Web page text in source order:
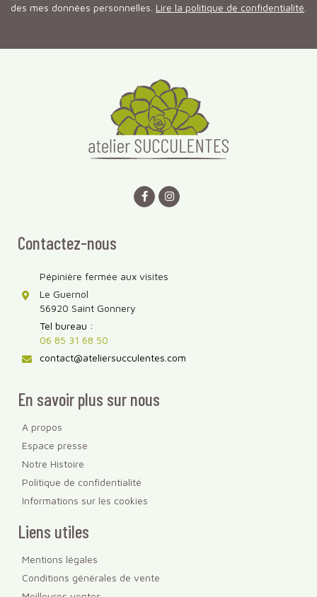
des mes données personnelles. Lire la politique de confidentialité
En savoir plus sur nous
A propos
Espace presse
Notre Histoire
Politique de confidentialité
Informations sur les cookies
Liens utiles
Mentions légales
Conditions générales de vente
Contactez-nous
Pépinière fermée aux visites
Le Guernol
56920 Saint Gonnery
Tel bureau :
06 85 31 68 50
contact@ateliersucculentes.com